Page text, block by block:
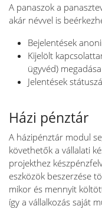
A panaszok a
akár névvel is
Bejelentések
Kijelölt
ügyvéd) megadása
Jelentések
Házi pénztár
A házipénztár modul
követhetők a vállalati
projekthez
eszközök beszerzése
mikor és mennyit
így a vállalkozás saját